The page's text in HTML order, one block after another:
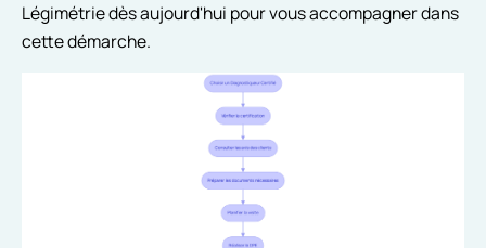
Légimétrie dès aujourd'hui pour vous accompagner dans
cette démarche.